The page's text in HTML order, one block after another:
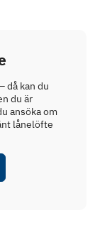
då kan du
du är
ansöka om
lånelöfte